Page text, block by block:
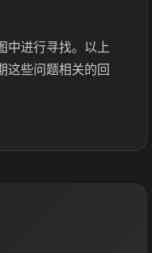
中进行寻找。以上
这些问题相关的回